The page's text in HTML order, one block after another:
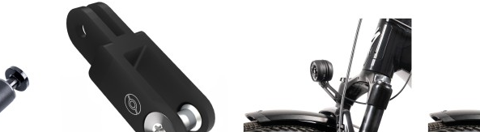
JETZT BIS ZU 50% RABATT
ZUM SOMMER SALE